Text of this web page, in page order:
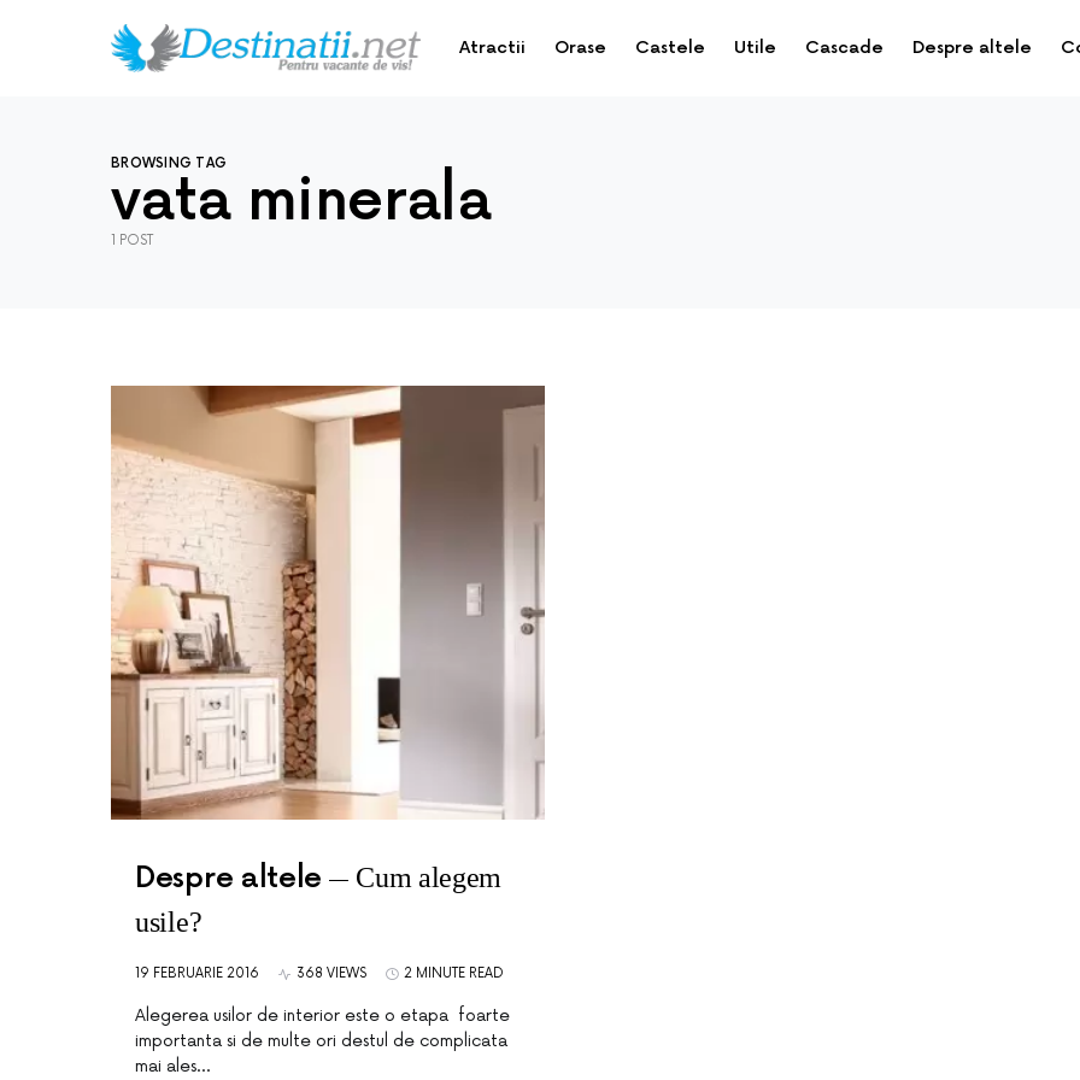
Atractii Orase Castele Utile Cascade Despre altele
BROWSING TAG
vata minerala
1 POST
Despre altele
Cum alegem
usile?
19 FEBRUARIE 2016 368 VIEWS 2 MINUTE READ
Alegerea usilor de interior este o etapa foarte
importanta si de multe ori destul de complicata
mai ales…